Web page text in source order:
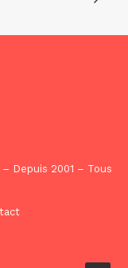
Depuis 2001 – Tous